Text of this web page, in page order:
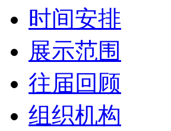
时间安排
展示范围
往届回顾
组织机构